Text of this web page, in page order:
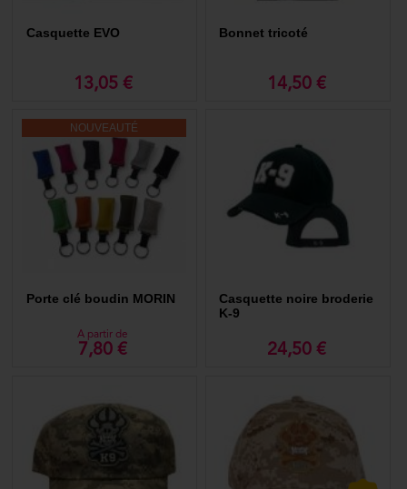
Casquette EVO
13,05 €
Bonnet tricoté
14,50 €
NOUVEAUTÉ
Porte clé boudin MORIN
A partir de
7,80 €
Casquette noire broderie
K-9
24,50 €